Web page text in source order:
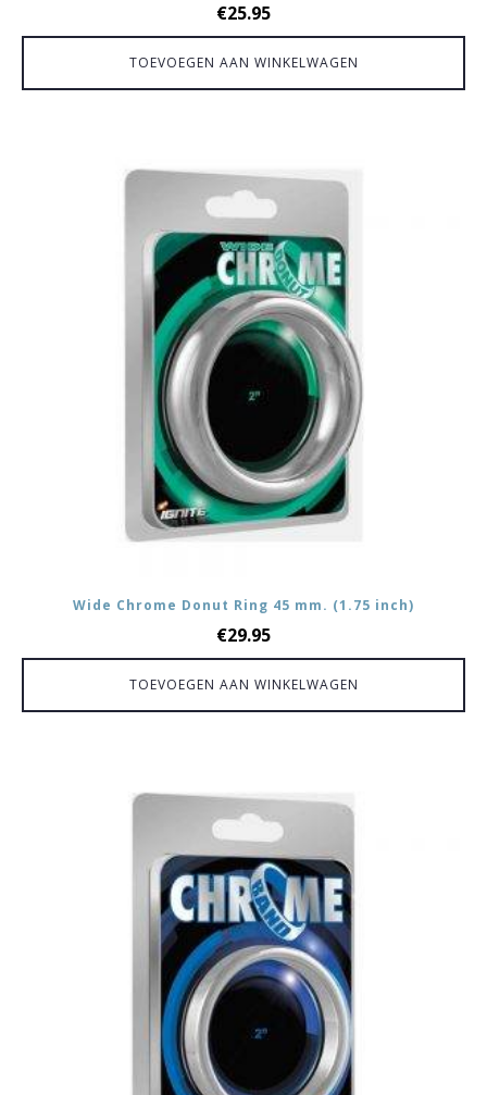
€25.95
TOEVOEGEN AAN WINKELWAGEN
Wide Chrome Donut Ring 45 mm. (1.75 inch)
€29.95
TOEVOEGEN AAN WINKELWAGEN